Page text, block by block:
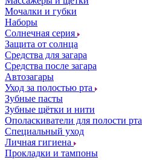
Мочалки и губки
Наборы
Солнечная серия
Защита от солнца
Средства для загара
Средства после загара
Автозагары
Уход за полостью рта
Зубные пасты
Зубные щётки и нити
Ополаскиватели для полости рта
Специальный уход
Личная гигиена
Прокладки и тампоны